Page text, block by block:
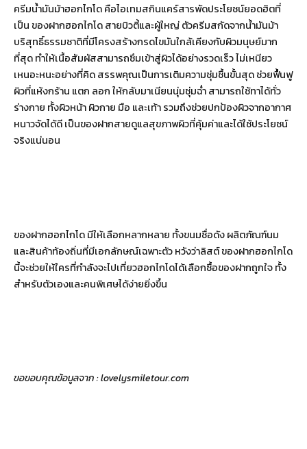
ครีมน้ำมันม้าฮอกไกโด คือไอเทมสกินแคร์สารพัดประโยชน์ยอดฮิตที่
เป็น ของฝากฮอกไกโด สายบิวตี้และผู้ใหญ่ ตัวครีมสกัดจากน้ำมันม้า
บริสุทธิ์ธรรมชาติที่มีโครงสร้างกรดไขมันใกล้เคียงกับผิวมนุษย์มาก
ที่สุด ทำให้เนื้อสัมผัสสามารถซึมเข้าสู่ผิวได้อย่างรวดเร็ว ไม่เหนียว
เหนอะหนะอย่างที่คิด สรรพคุณเป็นการเติมความชุ่มชื้นขั้นสุด ช่วยฟื้นฟู
ผิวที่แห้งกร้าน แตก ลอก ให้กลับมาเนียนนุ่มชุ่มฉ่ำ สามารถใช้ทาได้ทั่ว
ร่างกาย ทั้งผิวหน้า ผิวกาย มือ และเท้า รวมถึงช่วยปกป้องผิวจากอากาศ
หนาวจัดได้ดี เป็นของฝากสายดูแลสุขภาพผิวที่คุ้มค่าและได้ใช้ประโยชน์
จริงแน่นอน
ของฝากฮอกไกโด มีให้เลือกหลากหลาย ทั้งขนมชื่อดัง ผลิตภัณฑ์นม
และสินค้าท้องถิ่นที่มีเอกลักษณ์เฉพาะตัว หวังว่าลิสต์ ของฝากฮอกไกโด
นี้จะช่วยให้ใครที่กำลังจะไปเที่ยวฮอกไกโดได้เลือกซื้อของฝากถูกใจ ทั้ง
สำหรับตัวเองและคนพิเศษได้ง่ายยิ่งขึ้น
ขอขอบคุณข้อมูลจาก : lovelysmiletour.com